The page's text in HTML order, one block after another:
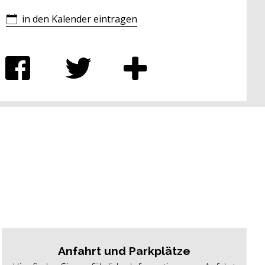
in den Kalender eintragen
Anfahrt und Parkplätze